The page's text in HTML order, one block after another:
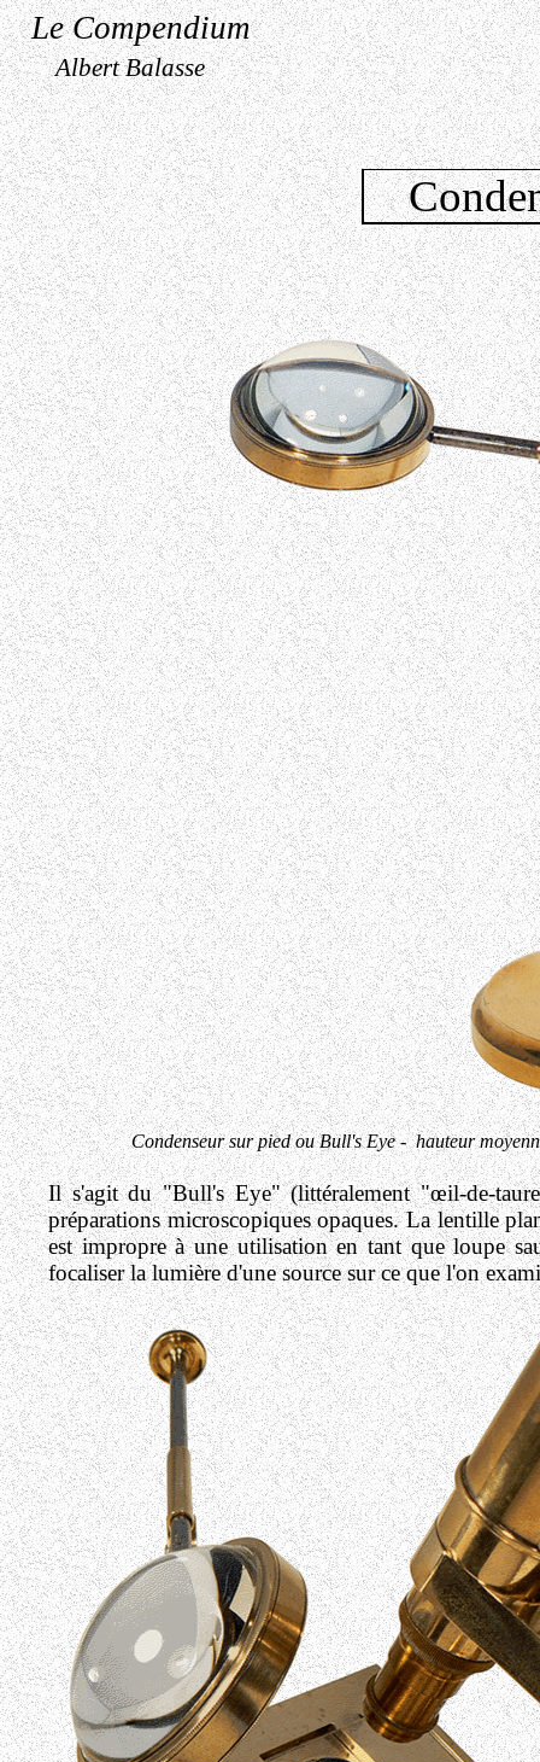
Le Compendium
Albert Balasse
Condenseur sur pied ou Bull's Eye - hauteur
Il s'agit du "Bull's Eye" (littéralement "œil-de-
préparations microscopiques opaques. La lentille
est impropre à une utilisation en tant que loupe
focaliser la lumière d'une source sur ce que l'on